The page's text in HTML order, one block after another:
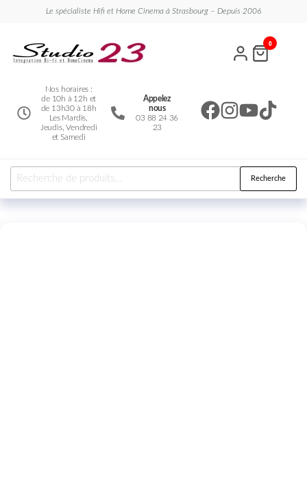
Le spécialiste Hifi et Home Cinema à Strasbourg – Depuis 2006
Nos horaires :
de 10h à 12h et
de 13h30 à 18h
Les Mardis,
Jeudis, Vendredi
et Samedi
Appelez
nous
03 88 24 36
23
0
Recherche